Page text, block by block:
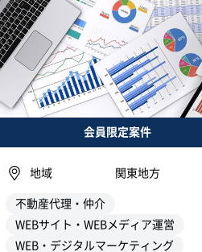
会員限定案件
地域 関東地方
不動産代理・仲介
WEBサイト・WEBメディア運営
WEB・デジタルマーケティング